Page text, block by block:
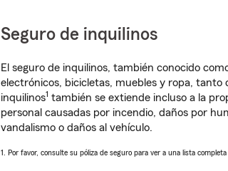
Seguro de inquilinos
El seguro de inquilinos, también conocido
electrónicos, bicicletas, muebles y ropa,
inquilinos1 también se extiende incluso a la
personal causadas por incendio, daños por
vandalismo o daños al vehículo.
1. Por favor, consulte su póliza de seguro para ver a una lista